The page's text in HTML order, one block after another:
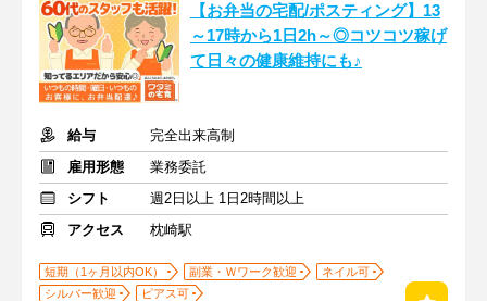
【お弁当の宅配/ポスティング】13
～17時から1日2h～◎コツコツ稼げ
て日々の健康維持にも♪
給与
完全出来高制
雇用形態
業務委託
シフト
週2日以上 1日2時間以上
アクセス
枕崎駅
短期（1ヶ月以内OK） 副業・Ｗワーク歓迎
ネイル可
シルバー歓迎
ピアス可